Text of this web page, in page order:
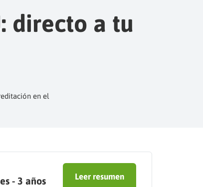
directo a tu
en el
- 3 años Leer resumen